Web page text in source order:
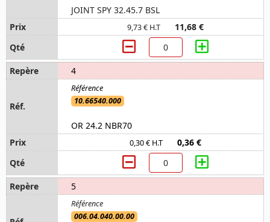
JOINT SPY 32.45.7 BSL
9,73 € H.T 11,68 €
4
10.66540.000
OR 24.2 NBR70
0,30 € H.T 0,36 €
5
006.04.040.00.00